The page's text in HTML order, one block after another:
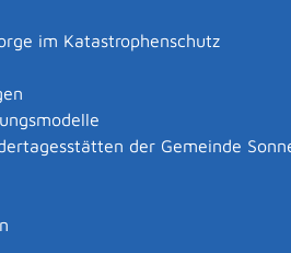
im Katastrophenschutz
der Gemeinde
wird deshalb vermutet.
untereinander oder mit
im Einzelfall
vor allem von Hunden der